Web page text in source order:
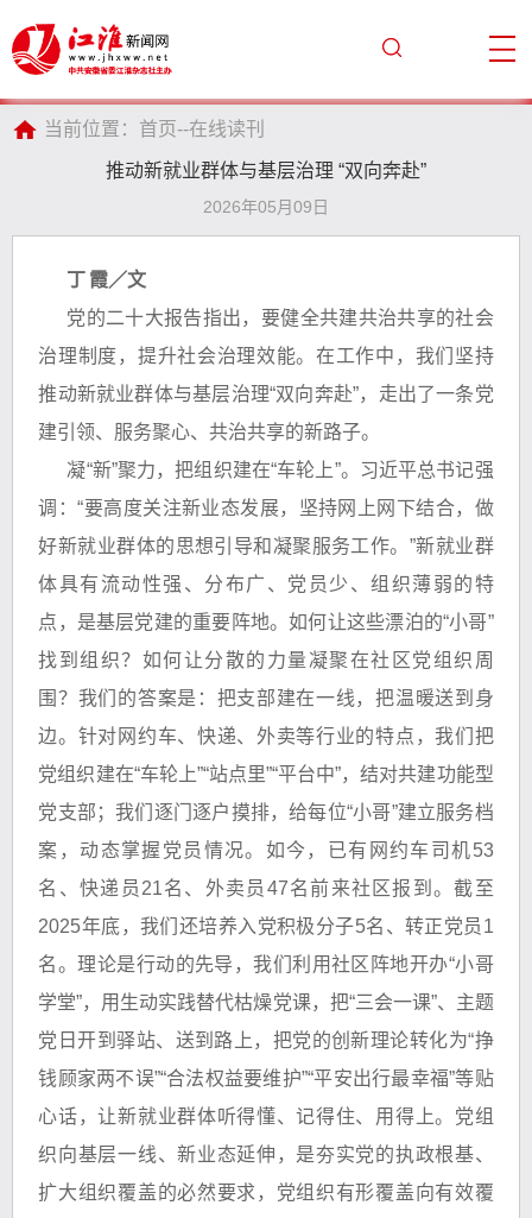
当前位置： 首页--在线读刊
推动新就业群体与基层治理 “双向奔赴”
2026年05月09日
丁 霞／文
党的二十大报告指出，要健全共建共治共享的社会
治理制度，提升社会治理效能。在工作中，我们坚持
推动新就业群体与基层治理“双向奔赴”，走出了一条党
建引领、服务聚心、共治共享的新路子。
凝“新”聚力，把组织建在“车轮上”。习近平总书记强
调：“要高度关注新业态发展，坚持网上网下结合，做
好新就业群体的思想引导和凝聚服务工作。”新就业群
体具有流动性强、分布广、党员少、组织薄弱的特
点，是基层党建的重要阵地。如何让这些漂泊的“小哥”
找到组织？如何让分散的力量凝聚在社区党组织周
围？我们的答案是：把支部建在一线，把温暖送到身
边。针对网约车、快递、外卖等行业的特点，我们把
党组织建在“车轮上”“站点里”“平台中”，结对共建功能型
党支部；我们逐门逐户摸排，给每位“小哥”建立服务档
案，动态掌握党员情况。如今，已有网约车司机53
名、快递员21名、外卖员47名前来社区报到。截至
2025年底，我们还培养入党积极分子5名、转正党员1
名。理论是行动的先导，我们利用社区阵地开办“小哥
学堂”，用生动实践替代枯燥党课，把“三会一课”、主题
党日开到驿站、送到路上，把党的创新理论转化为“挣
钱顾家两不误”“合法权益要维护”“平安出行最幸福”等贴
心话，让新就业群体听得懂、记得住、用得上。党组
织向基层一线、新业态延伸，是夯实党的执政根基、
扩大组织覆盖的必然要求，党组织有形覆盖向有效覆